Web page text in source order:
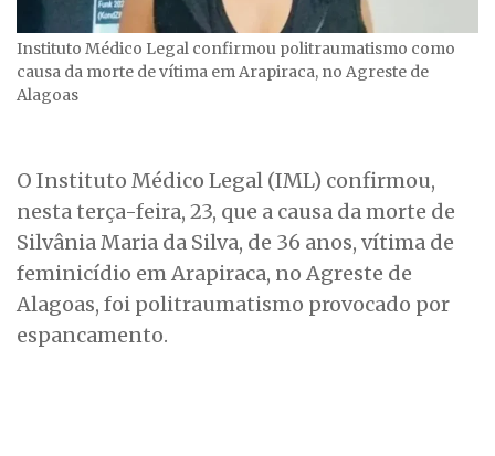
Instituto Médico Legal confirmou politraumatismo como
causa da morte de vítima em Arapiraca, no Agreste de
Alagoas
O Instituto Médico Legal (IML) confirmou,
nesta terça-feira, 23, que a causa da morte de
Silvânia Maria da Silva, de 36 anos, vítima de
feminicídio em Arapiraca, no Agreste de
Alagoas, foi politraumatismo provocado por
espancamento.